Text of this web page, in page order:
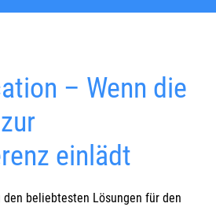
– Wenn die
einlädt
den beliebtesten Lösungen für den